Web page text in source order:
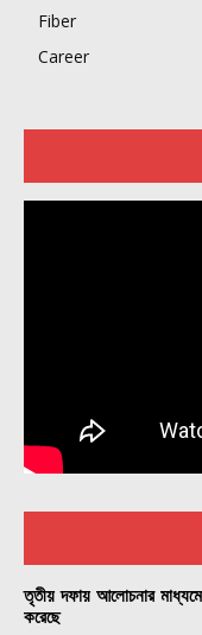
Fiber
Career
তৃতীয় দফায় আলোচনার
করেছে